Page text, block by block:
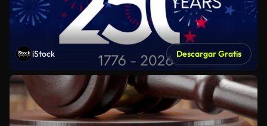
iStock Descargar Gratis